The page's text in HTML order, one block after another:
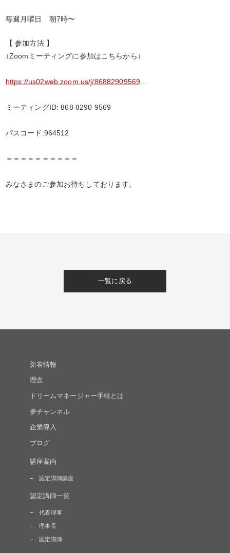
毎週月曜日 朝7時〜
【 参加方法 】
↓Zoomミーティングに参加はこちらから↓
https://us02web.zoom.us/j/86882909569
ミーティングID: 868 8290 9569
パスコード:964512
＝＝＝＝＝＝＝＝＝＝
みなさまのご参加お待ちしております。
一覧に戻る
新着情報
理念
ドリームマネージャー手帳とは
夢チャンネル
企業導入
ブログ
講座案内
認定講師講座
認定講師一覧
代表理事
理事長
認定講師